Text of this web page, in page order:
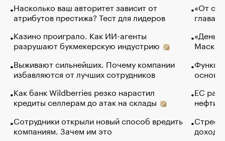
Насколько ваш авторитет зависит от
атрибутов престижа? Тест для лидеров
Казино проиграло. Как ИИ-агенты
разрушают букмекерскую индустрию
Выживают сильнейших. Почему компании
избавляются от лучших сотрудников
Как банк Wildberries резко нарастил
кредиты селлерам до атак на склады
Сотрудники открыли новый способ вредить
компаниям. Зачем им это
«От
глава
Маск в
основ
ЕС
нефти